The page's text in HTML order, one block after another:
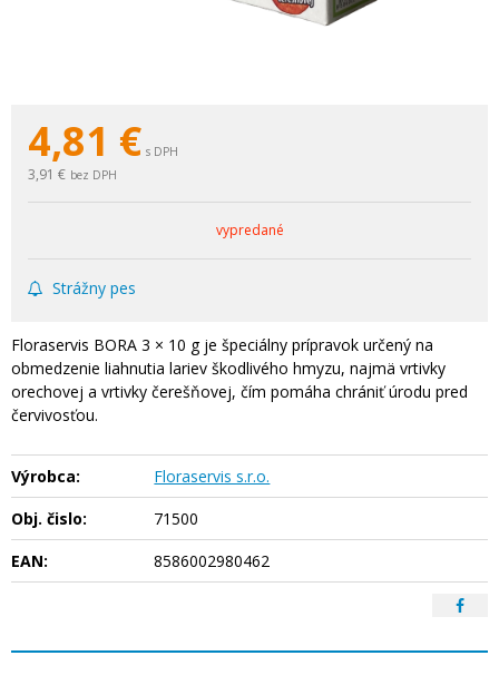
4,81 € s DPH
3,91 € bez DPH
vypredané
Strážny pes
Floraservis BORA 3 × 10 g je špeciálny prípravok určený na
obmedzenie liahnutia lariev škodlivého hmyzu, najmä vrtivky
orechovej a vrtivky čerešňovej, čím pomáha chrániť úrodu pred
červivosťou.
Výrobca:
Floraservis s.r.o.
Obj. čislo:
71500
EAN:
8586002980462